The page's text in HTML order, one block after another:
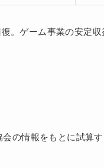
。ゲーム事業の安定
の情報をもとに試算